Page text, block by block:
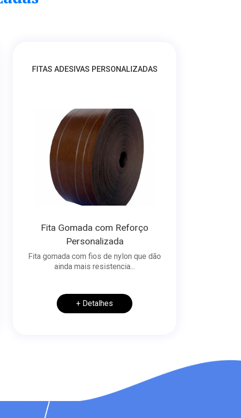
FITAS ADESIVAS PERSONALIZADAS
Fita Gomada com Reforço
Personalizada
Fita gomada com fios de nylon que dão
ainda mais resistencia...
+ Detalhes